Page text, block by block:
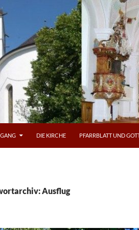
DIE KIRCHE PFARRBLATT UND
Ausflug